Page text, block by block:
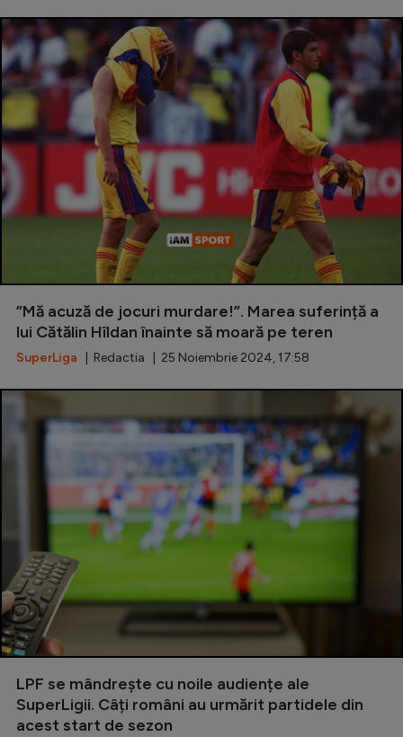
”Mă acuză de jocuri murdare!”. Marea suferință a
lui Cătălin Hîldan înainte să moară pe teren
SuperLiga | Redactia | 25 Noiembrie 2024, 17:58
LPF se mândrește cu noile audiențe ale
SuperLigii. Câți români au urmărit partidele din
acest start de sezon